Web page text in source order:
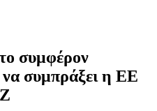
συμφέρον
συμπράξει η ΕΕ